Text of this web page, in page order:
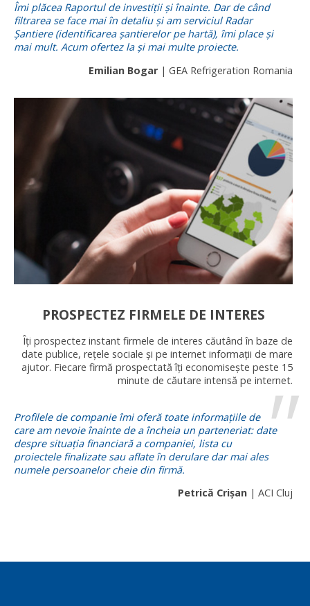
Îmi plăcea Raportul de investiții și înainte. Dar de când
filtrarea se face mai în detaliu și am serviciul Radar
Șantiere (identificarea șantierelor pe hartă), îmi place și
mai mult. Acum ofertez la și mai multe proiecte.
Emilian Bogar | GEA Refrigeration Romania
PROSPECTEZ FIRMELE DE INTERES
Îți prospectez instant firmele de interes căutând în baze de
date publice, rețele sociale și pe internet informații de mare
ajutor. Fiecare firmă prospectată îți economisește peste 15
minute de căutare intensă pe internet.
Profilele de companie îmi oferă toate informațiile de
care am nevoie înainte de a încheia un parteneriat: date
despre situația financiară a companiei, lista cu
proiectele finalizate sau aflate în derulare dar mai ales
numele persoanelor cheie din firmă.
Petrică Crișan | ACI Cluj